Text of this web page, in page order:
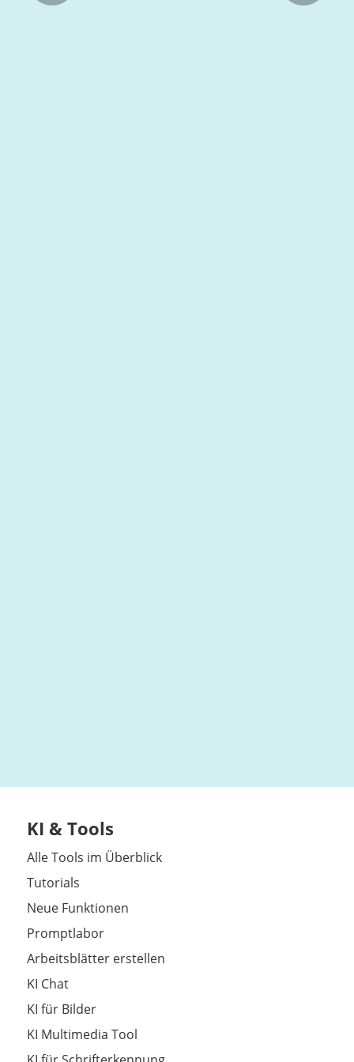
KI & Tools
Alle Tools im Überblick
Tutorials
Neue Funktionen
Promptlabor
Arbeitsblätter erstellen
KI Chat
KI für Bilder
KI Multimedia Tool